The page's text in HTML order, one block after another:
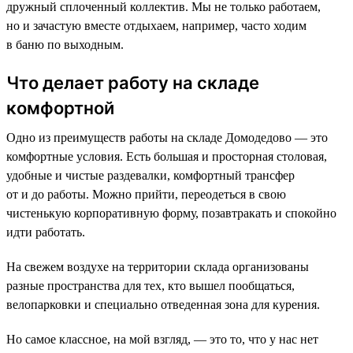
дружный сплоченный коллектив. Мы не только работаем,
но и зачастую вместе отдыхаем, например, часто ходим
в баню по выходным.
Что делает работу на складе
комфортной
Одно из преимуществ работы на складе Домодедово — это
комфортные условия. Есть большая и просторная столовая,
удобные и чистые раздевалки, комфортный трансфер
от и до работы. Можно прийти, переодеться в свою
чистенькую корпоративную форму, позавтракать и спокойно
идти работать.
На свежем воздухе на территории склада организованы
разные пространства для тех, кто вышел пообщаться,
велопарковки и специально отведенная зона для курения.
Но самое классное, на мой взгляд, — это то, что у нас нет